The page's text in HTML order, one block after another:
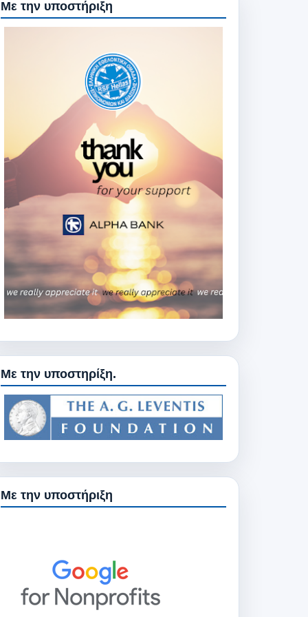
Με την υποστήριξη
Με την υποστηρίξη.
Με την υποστήριξη